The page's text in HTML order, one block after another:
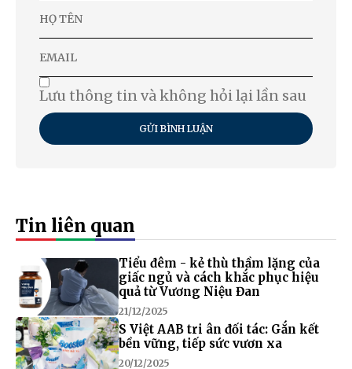
Lưu thông tin và không hỏi lại lần sau
GỬI BÌNH LUẬN
Tin liên quan
Tiểu đêm - kẻ thù thầm lặng của
giấc ngủ và cách khắc phục hiệu
quả từ Vương Niệu Đan
21/12/2025
S Việt AAB tri ân đối tác: Gắn kết
bền vững, tiếp sức vươn xa
20/12/2025